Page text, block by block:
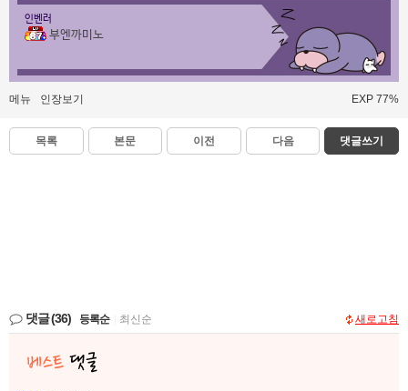
인벤러
부엔까미노
메뉴 인장보기 EXP 77%
목록 본문 이전 다음 댓글쓰기
댓글(36) 등록순 최신순 새로고침